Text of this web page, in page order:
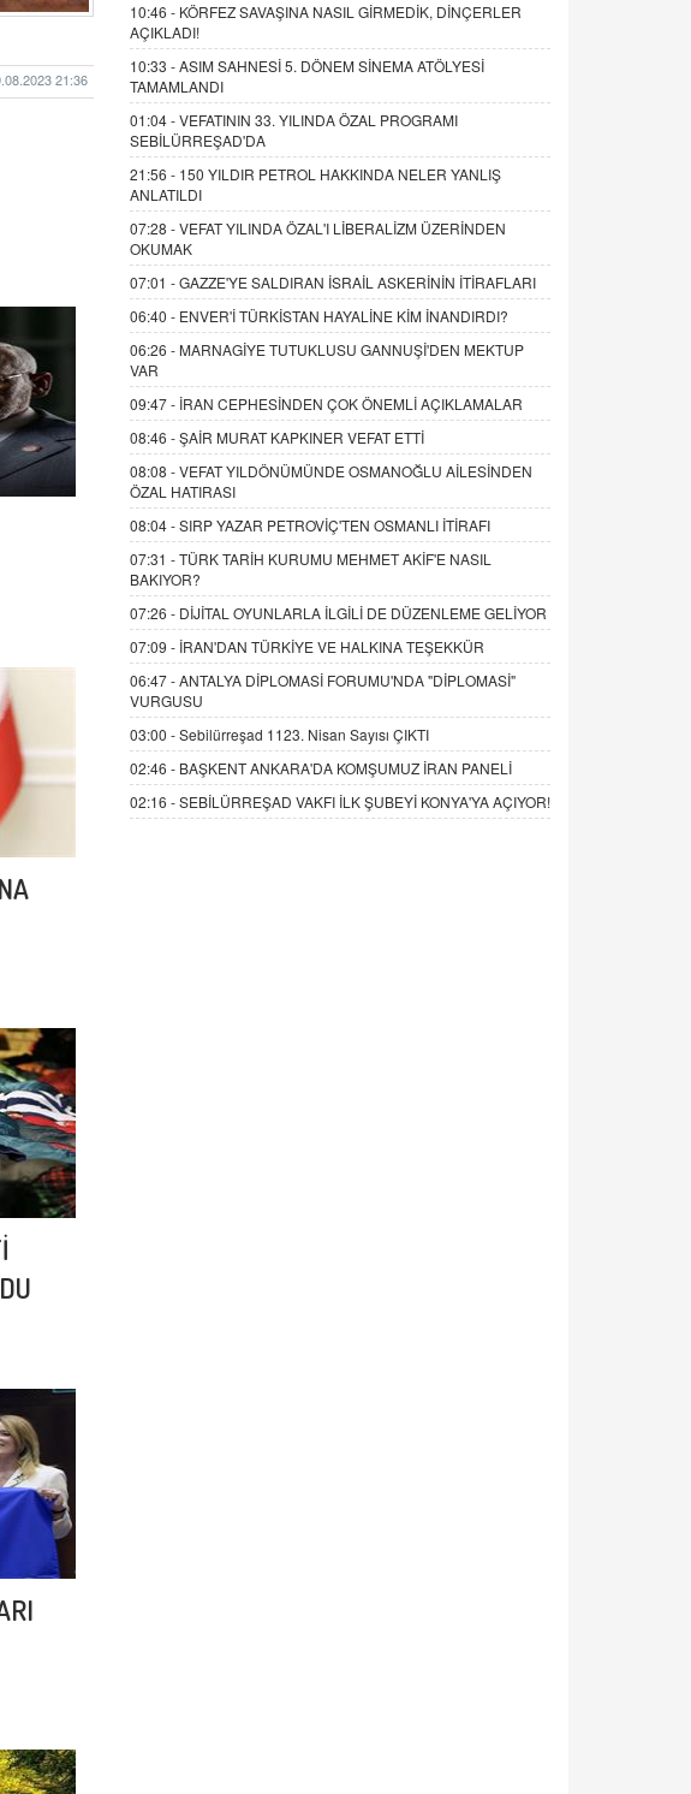
21:36
10:46 - KÖRFEZ SAVAŞINA NASIL GİRMEDİK, DİNÇERLER
AÇIKLADI!
10:33 -ASIM SAHNESİ 5. DÖNEM SİNEMA ATÖLYESİ
TAMAMLANDI
01:04 -VEFATININ 33. YILINDA ÖZAL PROGRAMI
SEBİLÜRREŞAD'DA
21:56 - 150 YILDIR PETROL HAKKINDA NELER YANLIŞ
ANLATILDI
07:28 -VEFAT YILINDA ÖZAL'I LİBERALİZM ÜZERİNDEN
OKUMAK
07:01 -GAZZE'YE SALDIRAN İSRAİL ASKERİNİN İTİRAFLARI
06:40 - ENVER'İ TÜRKİSTAN HAYALİNE KİM İNANDIRDI?
06:26 - MARNAGİYE TUTUKLUSU GANNUŞİ'DEN MEKTUP
VAR
09:47 - İRAN CEPHESİNDEN ÇOK ÖNEMLİ AÇIKLAMALAR
08:46 -ŞAİR MURAT KAPKINER VEFAT ETTİ
08:08 -VEFAT YILDÖNÜMÜNDE OSMANOĞLU AİLESİNDEN
ÖZAL HATIRASI
08:04 -SIRP YAZAR PETROVİÇ'TEN OSMANLI İTİRAFI
07:31 -TÜRK TARİH KURUMU MEHMET AKİF'E NASIL
BAKIYOR?
07:26 - DİJİTAL OYUNLARLA İLGİLİ DE DÜZENLEME GELİYOR
07:09 - İRAN'DAN TÜRKİYE VE HALKINA TEŞEKKÜR
06:47 -ANTALYA DİPLOMASİ FORUMU'NDA "DİPLOMASİ"
VURGUSU
03:00 -Sebilürreşad 1123. Nisan Sayısı ÇIKTI
02:46 - BAŞKENT ANKARA'DA KOMŞUMUZ İRAN PANELİ
02:16 -SEBİLÜRREŞAD VAKFI İLK ŞUBEYİ KONYA'YA AÇIYOR!